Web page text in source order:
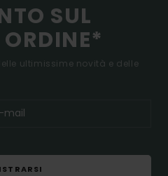
SUL
ultimissime novità e delle